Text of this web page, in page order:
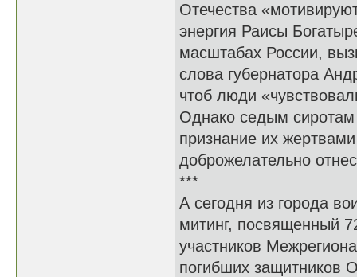
Отечества
энергия Раисы
масштабах России,
слова губернатора
чтоб люди
Однако седым сиротам
признание их
доброжелательно
***
А сегодня из города
митинг, посвященный
участников
погибших защитников